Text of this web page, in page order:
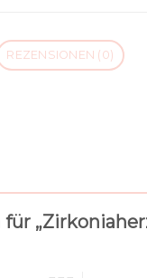
REZENSIONEN (0)